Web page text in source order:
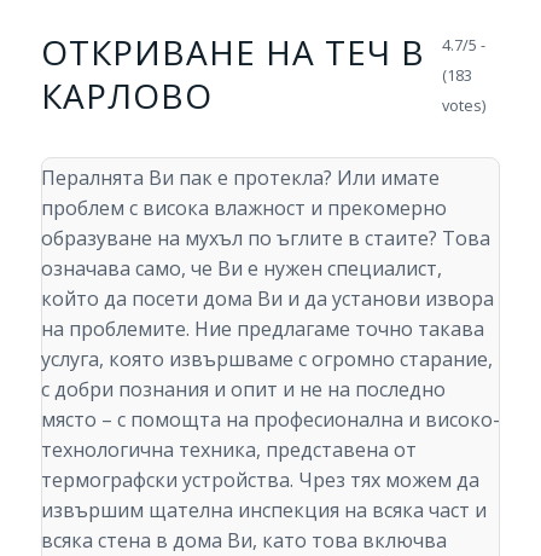
ОТКРИВАНЕ НА ТЕЧ В
КАРЛОВО
Пералнята Ви пак е протекла? Или имате
проблем с висока влажност и прекомерно
образуване на мухъл по ъглите в стаите? Това
означава само, че Ви е нужен специалист,
който да посети дома Ви и да установи извора
на проблемите. Ние предлагаме точно такава
услуга, която извършваме с огромно старание,
с добри познания и опит и не на последно
място – с помощта на професионална и високо-
технологична техника, представена от
термографски устройства. Чрез тях можем да
извършим щателна инспекция на всяка част и
всяка стена в дома Ви, като това включва
4.7/5 -
(183
votes)